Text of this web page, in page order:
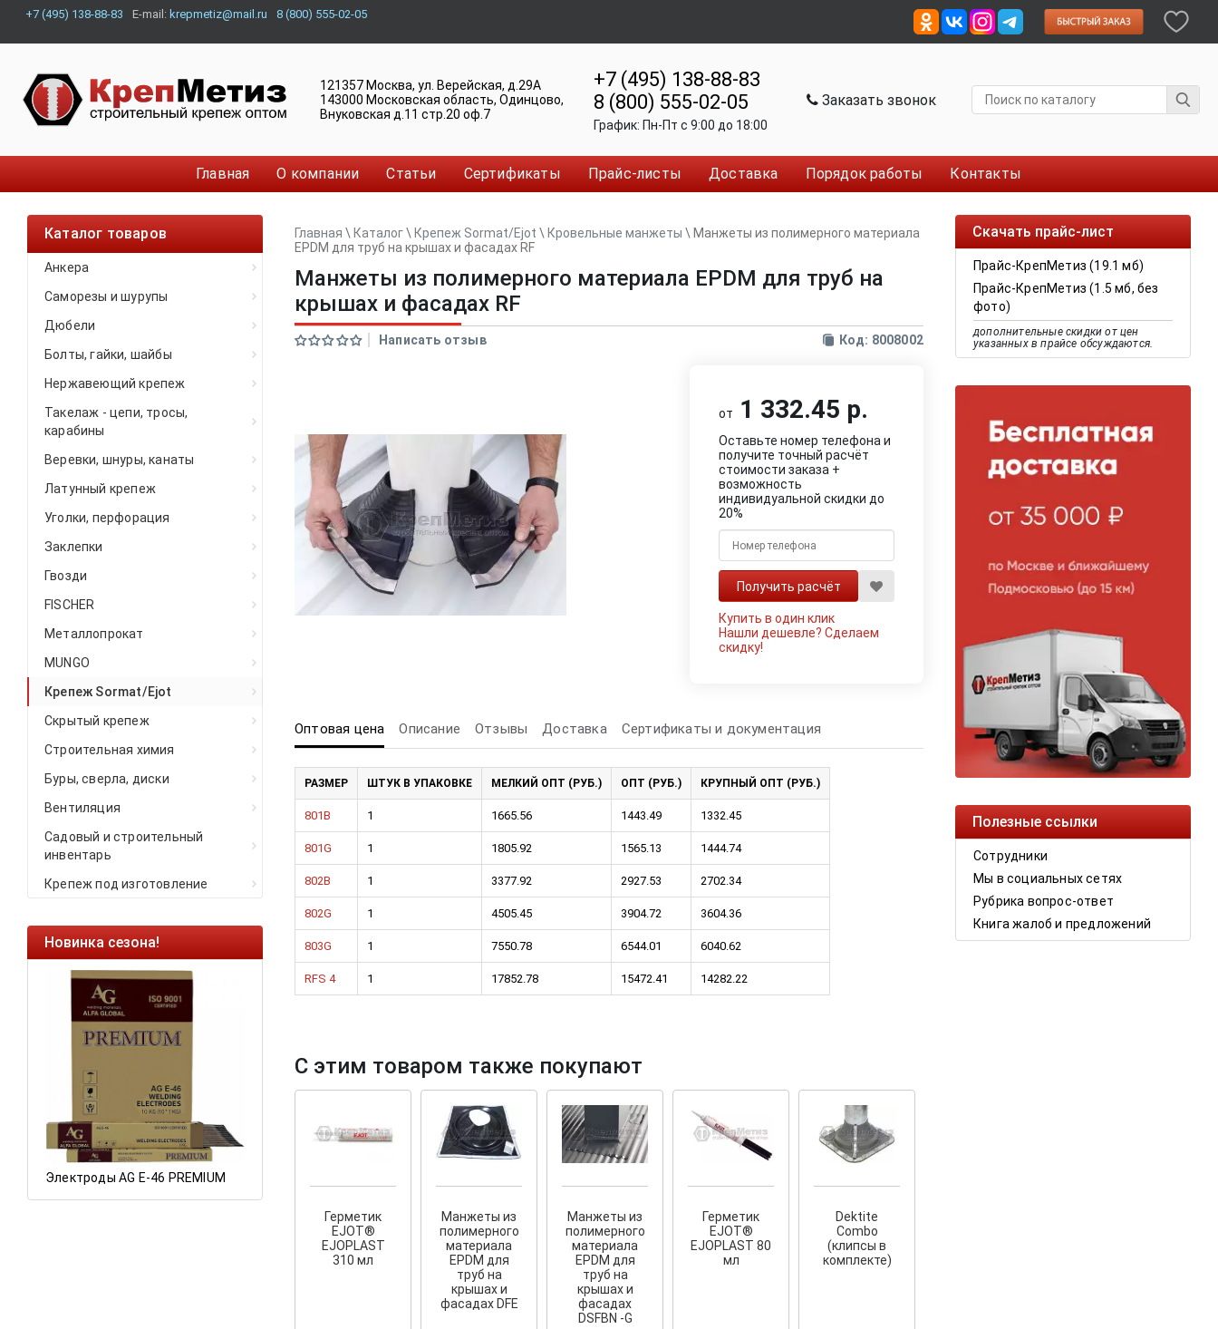
+7 (495) 138-88-83 E-mail: krepmetiz@mail.ru 8 (800) 555-02-05
121357 Москва, ул. Верейская, д.29А
143000 Московская область, Одинцово,
Внуковская д.11 стр.20 оф.7
+7 (495) 138-88-83
8 (800) 555-02-05
График: Пн-Пт c 9:00 до 18:00
Заказать звонок
Главная О компании Статьи Сертификаты Прайс-листы Доставка Порядок работы Контакты
Каталог товаров
Анкера
Саморезы и шурупы
Дюбели
Болты, гайки, шайбы
Нержавеющий крепеж
Такелаж - цепи, тросы,
карабины
Веревки, шнуры, канаты
Латунный крепеж
Уголки, перфорация
Заклепки
Гвозди
FISCHER
Металлопрокат
MUNGO
Крепеж Sormat/Ejot
Скрытый крепеж
Строительная химия
Буры, сверла, диски
Вентиляция
Садовый и строительный
инвентарь
Крепеж под изготовление
Новинка сезона!
Электроды AG E-46 PREMIUM
Ликвидация остатков!
Саморезы кровельные HKR-R
HARPOON EURO
Cкрытый крепеж
Крепление террас и фасадов
Скачать прайс-лист
Прайс-КрепМетиз (19.1 мб)
Прайс-КрепМетиз (1.5 мб, без
фото)
дополнительные скидки от цен
указанных в прайсе обсуждаются.
Полезные ссылки
Сотрудники
Мы в социальных сетях
Рубрика вопрос-ответ
Книга жалоб и предложений
Главная \ Каталог\ Крепеж Sormat/Ejot \ Кровельные манжеты \ Манжеты из полимерного материала
EPDM для труб на крышах и фасадах RF
Манжеты из полимерного материала EPDM для труб на
крышах и фасадах RF
Написать отзыв Код: 8008002
от 1 332.45 р.
Оставьте номер телефона и
получите точный расчёт
стоимости заказа +
возможность
индивидуальной скидки до
20%
Купить в один клик
Нашли дешевле?Сделаем
скидку!
Оптовая цена Описание Отзывы Доставка Сертификаты и документация
РАЗМЕР ШТУК В УПАКОВКЕ МЕЛКИЙ ОПТ (РУБ.) ОПТ (РУБ.) КРУПНЫЙ ОПТ (РУБ.)
801B 1 1665.56 1443.49 1332.45
801G 1 1805.92 1565.13 1444.74
802B 1 3377.92 2927.53 2702.34
802G 1 4505.45 3904.72 3604.36
803G 1 7550.78 6544.01 6040.62
RFS 4 1 17852.78 15472.41 14282.22
С этим товаром также покупают
Герметик
EJOT®
EJOPLAST
310 мл
Манжеты из
полимерного
материала
EPDM для
труб на
крышах и
фасадах DFE
Манжеты из
полимерного
материала
EPDM для
труб на
крышах и
фасадах
DSFBN -G
Герметик
EJOT®
EJOPLAST 80
мл
Dektite
Combo
(клипсы в
комплекте)